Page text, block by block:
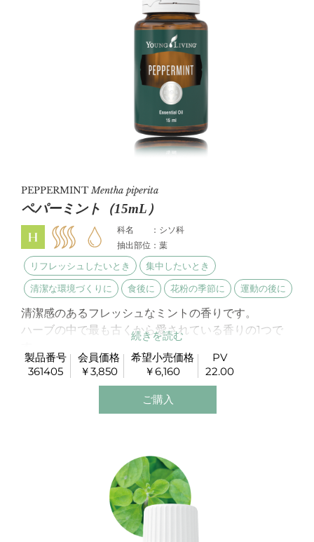
PEPPERMINTMentha piperita
ペパーミント（15mL）
科名 ：シソ科
抽出部位：葉
リフレッシュしたいとき 集中したいとき
清潔な環境づくりに 食後に 花粉の季節に 運動の後に
清潔感のあるフレッシュなミントの香りです。
ハーブの中で最も古くから愛されている香りの1つで
リフレッシュしたいときや、頭や気持ちをすっきりさ
せ、集中したいときにお勧めです。
また、肌をすこやかに保ちます。
製品番号
361405
会員価格
￥3,850
希望小売価格
￥6,160
PV
22.00
ご購入